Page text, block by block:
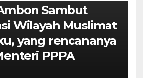
Sambut
Wilayah Muslimat
yang rencananya
PPPA